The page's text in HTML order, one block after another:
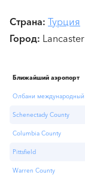
Страна Турция
Город Lancaster
Ближайший аэропорт
Олбани международный
Schenectady County
Columbia County
Pittsfield
Warren County